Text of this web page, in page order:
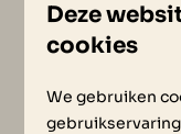
UITGELICHT
Deze
cookies
We gebruiken